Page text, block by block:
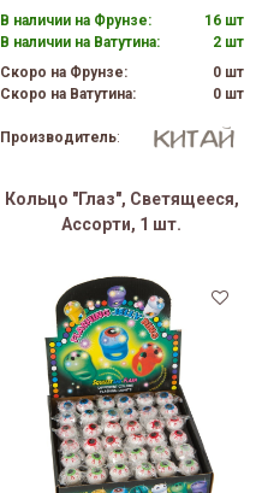
В наличии на Фрунзе:
16 шт
В наличии на Ватутина:
2 шт
Скоро на Фрунзе:
0 шт
Скоро на Ватутина:
0 шт
Производитель:
Кольцо "Глаз", Светящееся,
Ассорти, 1 шт.